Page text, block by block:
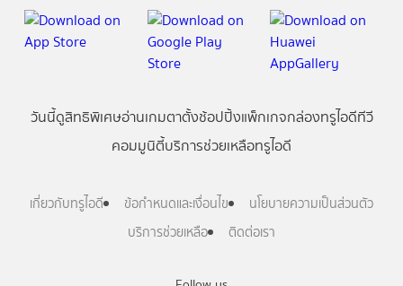
วันนี้ดูสิทธิพิเศษอ่านเกมตาตั้งช้อปปิ้งแพ็กเกจกล่องทรูไอดีทีวี
คอมมูนิตี้บริการช่วยเหลือทรูไอดี
เกี่ยวกับทรูไอดี ข้อกำหนดและเงื่อนไข
นโยบายความเป็นส่วนตัว
บริการช่วยเหลือ
ติดต่อเรา